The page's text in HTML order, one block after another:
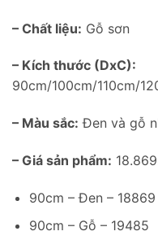
– Chất liệu: Gỗ sơn
– Kích thước (DxC):
90cm/100cm/110cm/
– Màu sắc: Đen và gỗ
– Giá sản phẩm:
90cm – Đen – 18869
90cm – Gỗ – 19485